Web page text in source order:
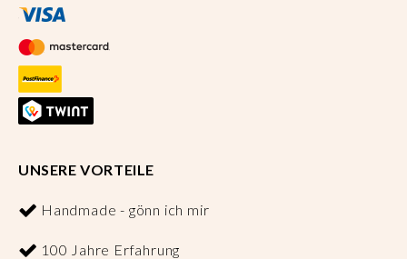
UNSERE VORTEILE
Handmade - gönn ich mir
100 Jahre Erfahrung